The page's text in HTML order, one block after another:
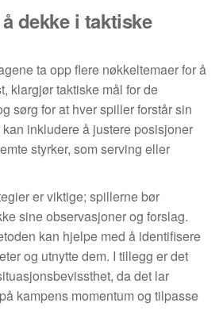
dekke i taktiske
ta opp flere nøkkeltemaer for å
klargjør taktiske mål for de
sørg for at hver spiller forstår sin
inkludere å justere posisjoner
styrker, som serving eller
er viktige; spillerne bør
sine observasjoner og forslag.
kan hjelpe med å identifisere
og utnytte dem. I tillegg er det
da det lar
kampens momentum og tilpasse